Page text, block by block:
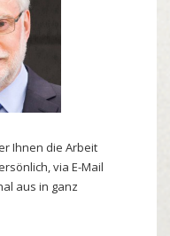
Ihnen die Arbeit
via E-Mail
aus in ganz